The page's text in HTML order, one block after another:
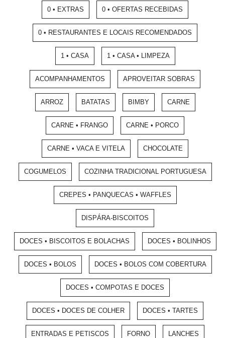
0 • EXTRAS 0 • OFERTAS RECEBIDAS
0 • RESTAURANTES E LOCAIS RECOMENDADOS
1 • CASA 1 • CASA • LIMPEZA
ACOMPANHAMENTOS APROVEITAR SOBRAS
ARROZ BATATAS BIMBY CARNE
CARNE • FRANGO CARNE • PORCO
CARNE • VACA E VITELA CHOCOLATE
COGUMELOS COZINHA TRADICIONAL PORTUGUESA
CREPES • PANQUECAS • WAFFLES
DISPÁRA-BISCOITOS
DOCES • BISCOITOS E BOLACHAS DOCES • BOLINHOS
DOCES • BOLOS DOCES • BOLOS COM COBERTURA
DOCES • COMPOTAS E DOCES
DOCES • DOCES DE COLHER DOCES • TARTES
ENTRADAS E PETISCOS FORNO LANCHES